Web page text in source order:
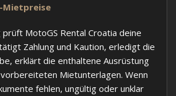
prüft MotoGS Rental Croatia deine
Zahlung und Kaution, erledigt die
erklärt die enthaltene Ausrüstung
Mietunterlagen. Wenn
fehlen, ungültig oder unklar